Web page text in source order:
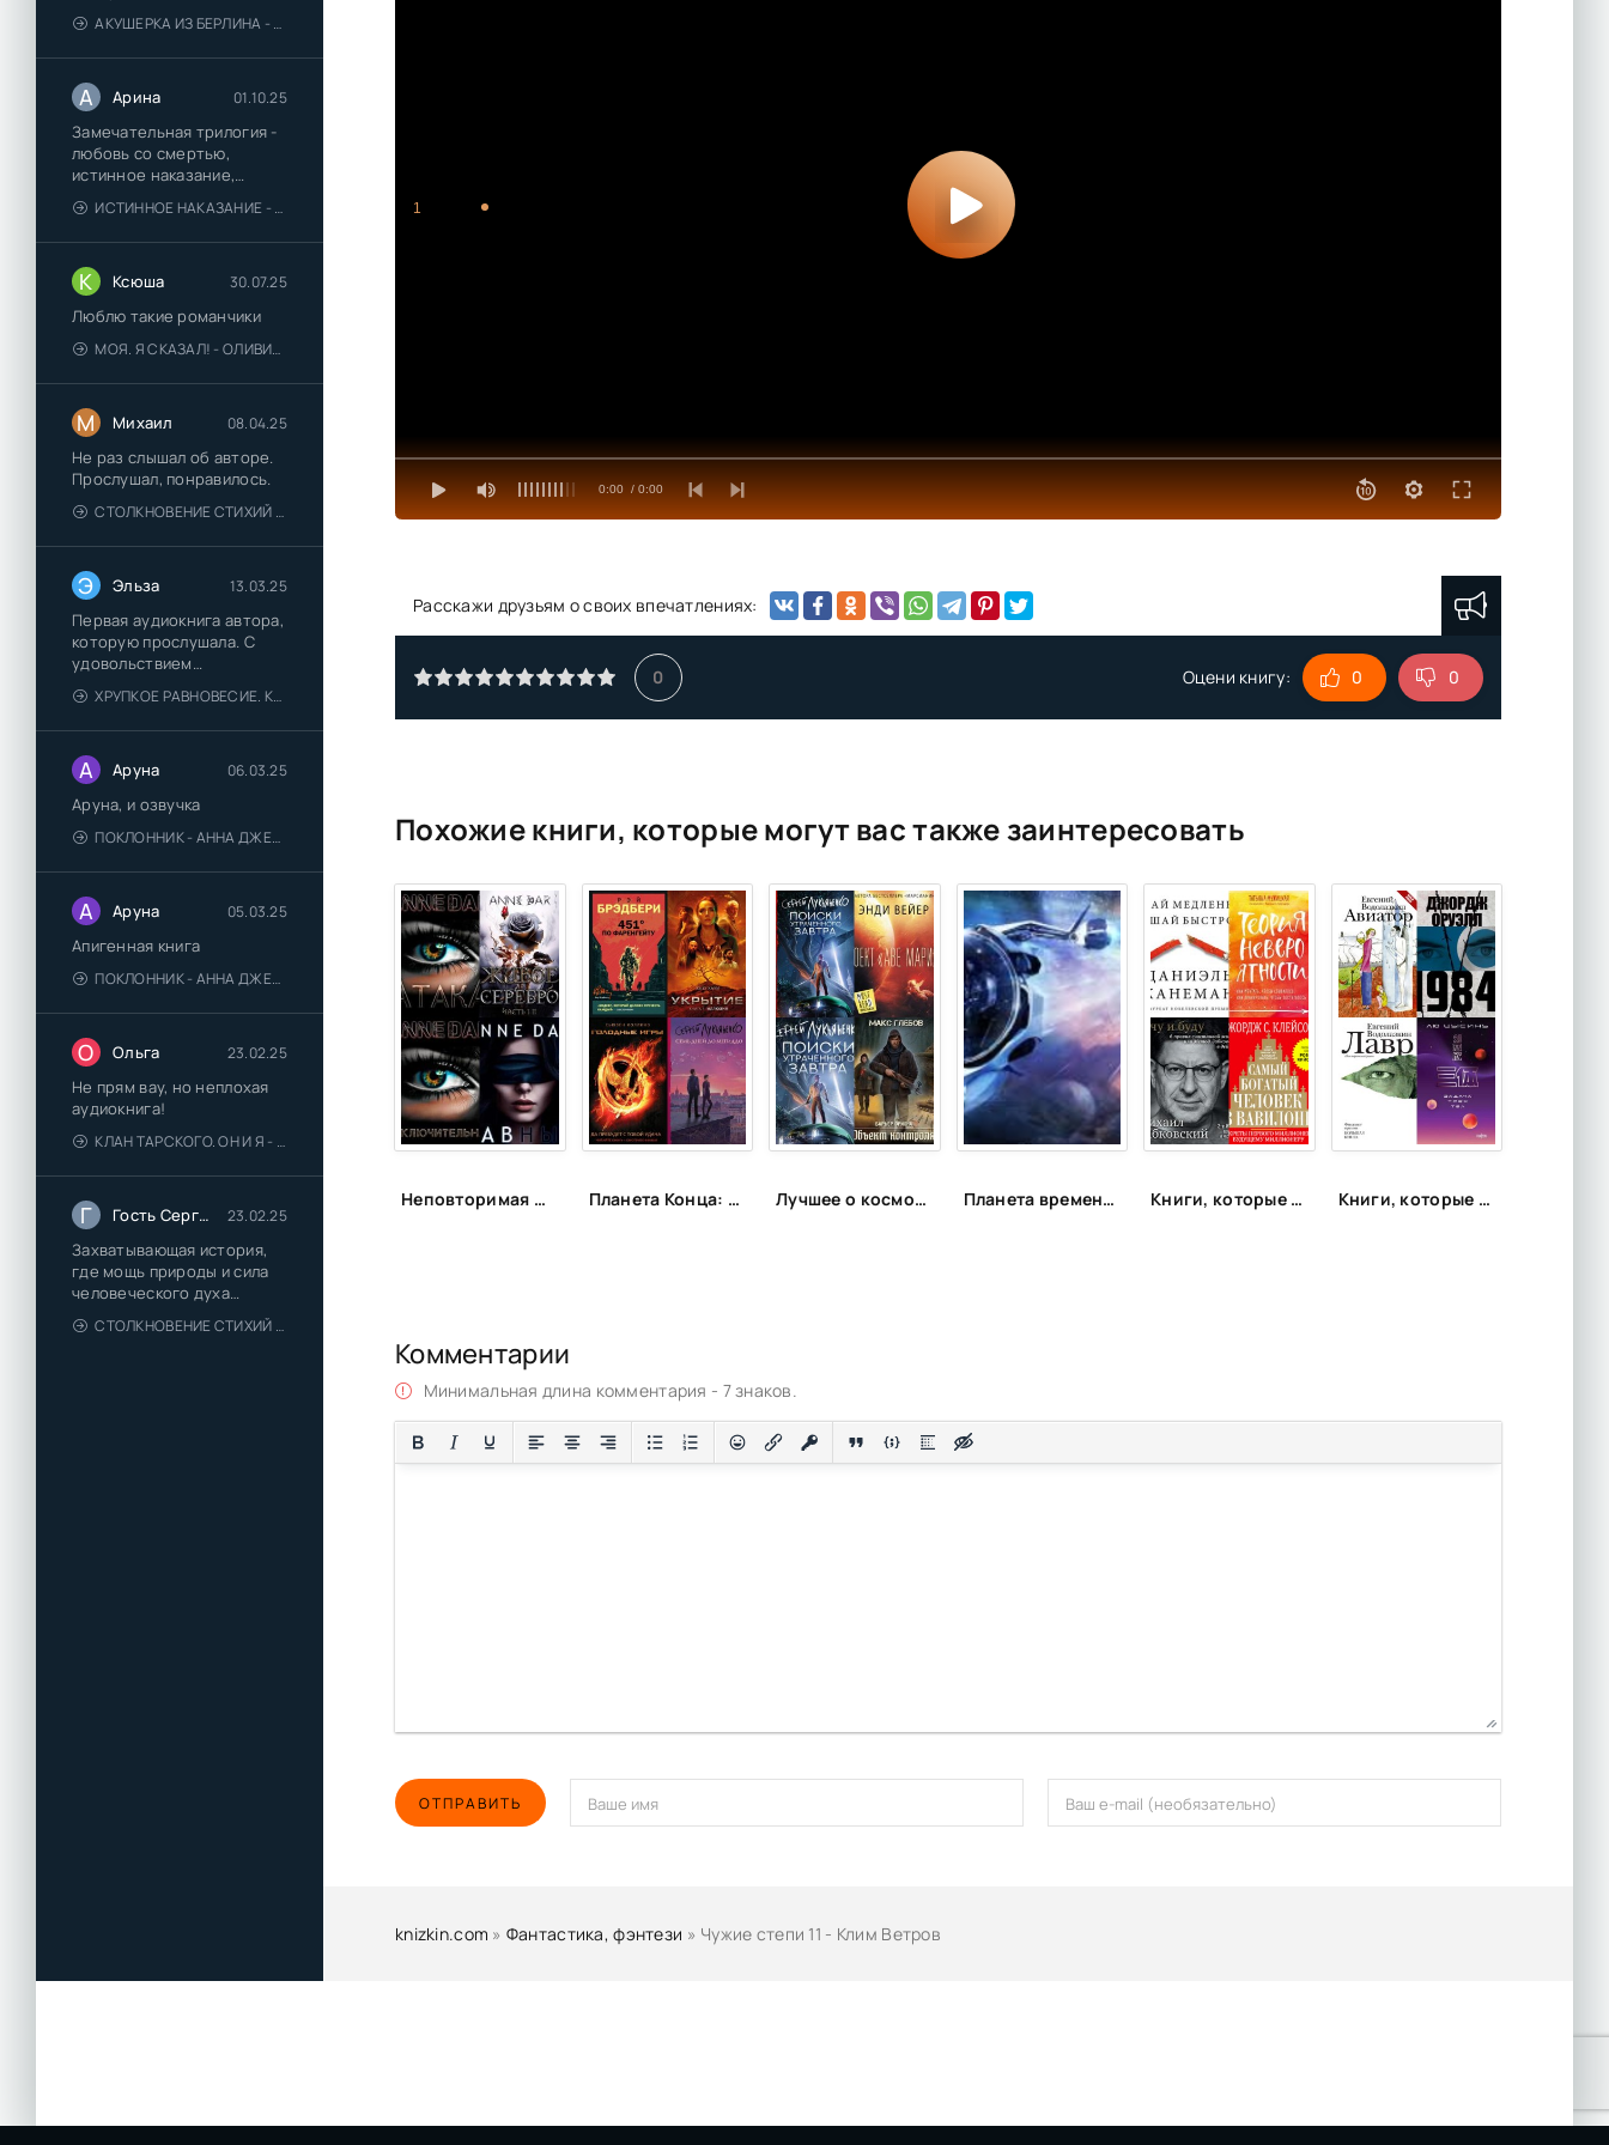
АКУШЕРКА ИЗ БЕРЛИНА - АННА СТЮАРТ
А Арина 01.10.25
Замечательная трилогия -
любовь со смертью,
истинное наказание,
любимая для монстра -
понравились
ИСТИННОЕ НАКАЗАНИЕ - ОЛЬГА ГУСЕЙНОВА
К Ксюша 30.07.25
Люблю такие романчики
МОЯ. Я СКАЗАЛ! - ОЛИВИЯ ЛЕЙК
М Михаил 08.04.25
Не раз слышал об авторе.
Прослушал, понравилось.
СТОЛКНОВЕНИЕ СТИХИЙ - ВАЛЕРИЙ ГУМИНСКИЙ
Э Эльза 13.03.25
Первая аудиокнига автора,
которую прослушала. С
удовольствием
познакомлюсь и с другими.
ХРУПКОЕ РАВНОВЕСИЕ. КНИГА 1 - АНА ШЕРРИ
А Аруна 06.03.25
Аруна, и озвучка
ПОКЛОННИК - АННА ДЖЕЙН
А Аруна 05.03.25
Апигенная книга
ПОКЛОННИК - АННА ДЖЕЙН
О Ольга 23.02.25
Не прям вау, но неплохая
аудиокнига!
КЛАН ТАРСКОГО. ОН И Я - ЕЛЕНА ТОДОРОВА (1)
Г Гость Сергей 23.02.25
Захватывающая история,
где мощь природы и сила
человеческого духа
сплетаются в напряжённый
и
СТОЛКНОВЕНИЕ СТИХИЙ - ВАЛЕРИЙ ГУМИНСКИЙ
0:00 / 0:00
1
Расскажи друзьям о своих впечатлениях:
0 Оцени книгу: 0 0
Похожие книги, которые могут вас также заинтересовать
Неповторимая фантастика Anne Dar в аудио Планета Конца: романы-катастрофы, пост-апокалипсис и антиутопии Лучшее о космосе и других планетах Планета времени: хронооперы, которые заставят поломать голову Книги, которые подарят энергию Книги, которые рекомендует космонавт Константин Борисов (Спич)
Комментарии
Минимальная длина комментария - 7 знаков.
ОТПРАВИТЬ
knizkin.com » Фантастика, фэнтези » Чужие степи 11 - Клим Ветров